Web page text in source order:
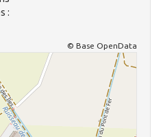
:
© Base OpenData